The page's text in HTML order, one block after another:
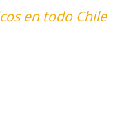
en todo Chile